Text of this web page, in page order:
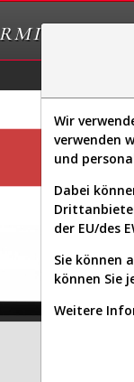
Wir
verwenden
und
Dabei
der EU/des
Sie können
können Sie
Weitere